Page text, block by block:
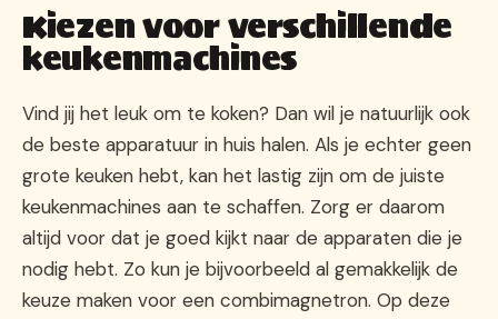
Kiezen voor verschillende
keukenmachines
Vind jij het leuk om te koken? Dan wil je natuurlijk ook
de beste apparatuur in huis halen. Als je echter geen
grote keuken hebt, kan het lastig zijn om de juiste
keukenmachines aan te schaffen. Zorg er daarom
altijd voor dat je goed kijkt naar de apparaten die je
nodig hebt. Zo kun je bijvoorbeeld al gemakkelijk de
keuze maken voor een combimagnetron. Op deze